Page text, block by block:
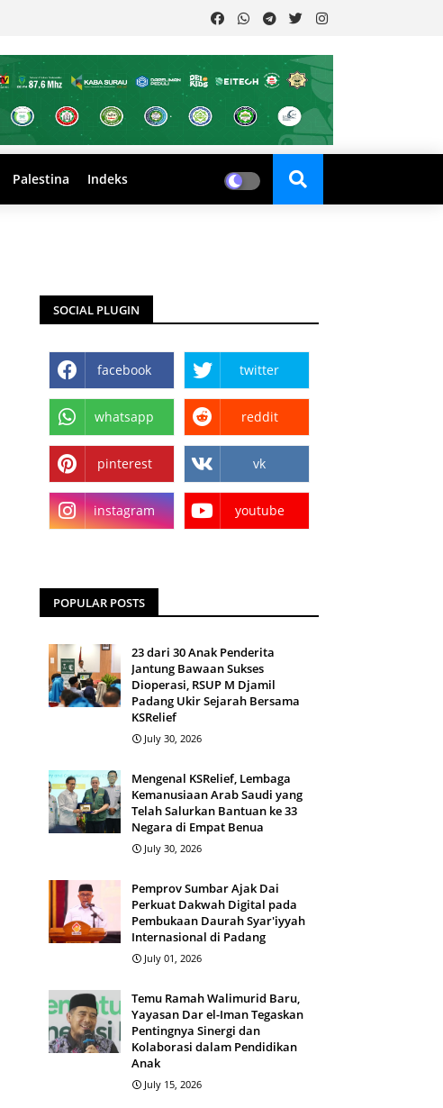
Palestina Indeks
SOCIAL PLUGIN
facebook twitter
whatsapp reddit
pinterest vk
instagram youtube
POPULAR POSTS
23 dari 30 Anak Penderita
Jantung Bawaan Sukses
Dioperasi, RSUP M Djamil
Padang Ukir Sejarah Bersama
KSRelief
July 30, 2026
Mengenal KSRelief, Lembaga
Kemanusiaan Arab Saudi yang
Telah Salurkan Bantuan ke 33
Negara di Empat Benua
July 30, 2026
Pemprov Sumbar Ajak Dai
Perkuat Dakwah Digital pada
Pembukaan Daurah Syar'iyyah
Internasional di Padang
July 01, 2026
Temu Ramah Walimurid Baru,
Yayasan Dar el-Iman Tegaskan
Pentingnya Sinergi dan
Kolaborasi dalam Pendidikan
Anak
July 15, 2026